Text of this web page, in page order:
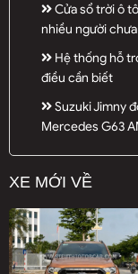
Cửa sổ trời ô
nhiều người
Hệ thống hỗ
điều cần biết
Suzuki Jimny
Mercedes G63
XE MỚI VỀ